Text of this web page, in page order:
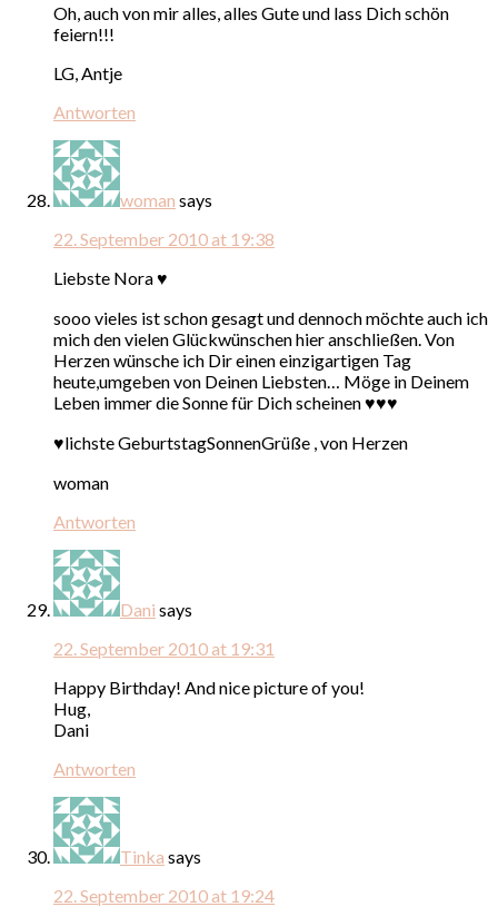
Oh, auch von mir alles, alles Gute und lass Dich schön
feiern!!!
LG, Antje
Antworten
woman says
22. September 2010 at 19:38
Liebste Nora ♥
sooo vieles ist schon gesagt und dennoch möchte auch ich
mich den vielen Glückwünschen hier anschließen. Von
Herzen wünsche ich Dir einen einzigartigen Tag
heute,umgeben von Deinen Liebsten… Möge in Deinem
Leben immer die Sonne für Dich scheinen ♥♥♥
♥lichste GeburtstagSonnenGrüße , von Herzen
woman
Antworten
Dani says
22. September 2010 at 19:31
Happy Birthday! And nice picture of you!
Hug,
Dani
Antworten
Tinka says
22. September 2010 at 19:24